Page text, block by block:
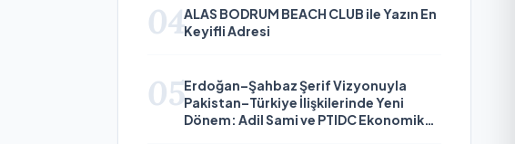
04ALAS BODRUM BEACH CLUB ile Yazın En
Keyifli Adresi
05Erdoğan–Şahbaz Şerif Vizyonuyla
Pakistan–Türkiye İlişkilerinde Yeni
Dönem: Adil Sami ve PTIDC Ekonomik